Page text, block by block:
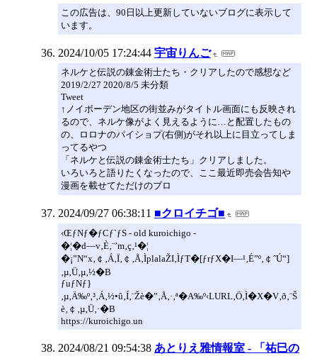
この広告は、90日以上更新していないブログに表示して
います。
2024/10/05 17:24:44 宇宙りんご
ネルケと伝説の錬金術士たち・クリアしたので感想など
2019/2/27 2020/8/5 未分類
Tweet
↑ノイボーデン地区の街並みがタイトル画面にも反映され
るので、ネルケ像がよく見えるように…と配置したもの
の、ロロナのパイショプ(右側)がそれ以上に目立ってしま
ってるやつ
「ネルケと伝説の錬金術士たち」クリアしました。
いろいろと語りたくなったので、ここ最近即売会告知や
漫画を載せてただけのブロ
2024/09/27 06:38:11 ■クロイチゴ■
‹ŒƒNƒ�ƒCƒ`ƒS - old kuroichigo -
�¦�d—v‚È‚¨’m‚ç‚¹�¦
�¡”N“x‚￠‚Á‚Ï‚￠‚Å‚ÌplalaŽI‚ÌƒT�[ƒrƒX�I—¹‚É”º‚￠ˆÚ“]
‚µ‚Ü‚µ‚½�B
ƒuƒNƒ}
‚µ‚Ä‰º‚³‚Á‚½•û‚Í‚¨Žè�”‚Å‚·‚ª�A‰º‹LURL‚Ö‚Ì�X�V‚ð‚¨Š
è‚￠‚µ‚Ü‚·�B
https://kuroichigo.un
2024/08/21 09:54:38 あとりえ雅情報室 - 「祐巳の